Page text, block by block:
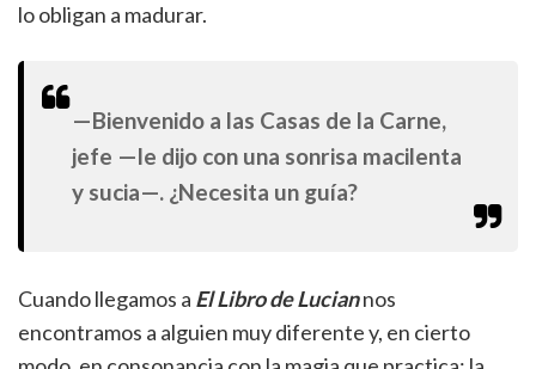
lo obligan a madurar.
—Bienvenido a las Casas de la Carne,
jefe —le dijo con una sonrisa macilenta
y sucia—. ¿Necesita un guía?
Cuando llegamos a ElLibro de Luciannos
encontramos a alguien muy diferente y, en cierto